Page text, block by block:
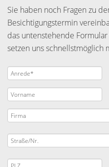
Sie haben noch Fragen zu
Besichtigungstermin
das untenstehende
setzen uns schnellstmöglich